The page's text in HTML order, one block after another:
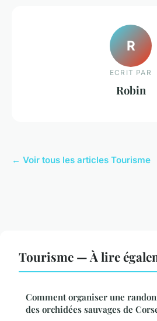
R
ECRIT PAR
Robin
← Voir tous les articles Tourisme
Tourisme — À lire
Comment organiser une
des orchidées sauvages de